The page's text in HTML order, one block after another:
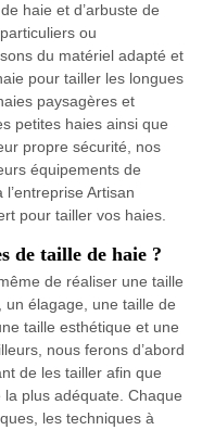
haie et d’arbuste de
ou
du matériel adapté et
pour tailler les longues
paysagères et
petites haies ainsi que
propre sécurité, nos
équipements de
Artisan
pour tailler vos haies.
de taille de haie ?
de réaliser une taille
élagage, une taille de
taille esthétique et une
nous ferons d’abord
de les tailler afin que
plus adéquate. Chaque
les techniques à